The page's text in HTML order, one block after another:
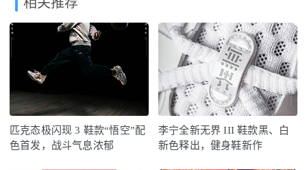
相关推荐
匹克态极闪现 3 鞋款“悟空”配
色首发，战斗气息浓郁
李宁全新无界 III 鞋款黑、白
新色释出，健身鞋新作